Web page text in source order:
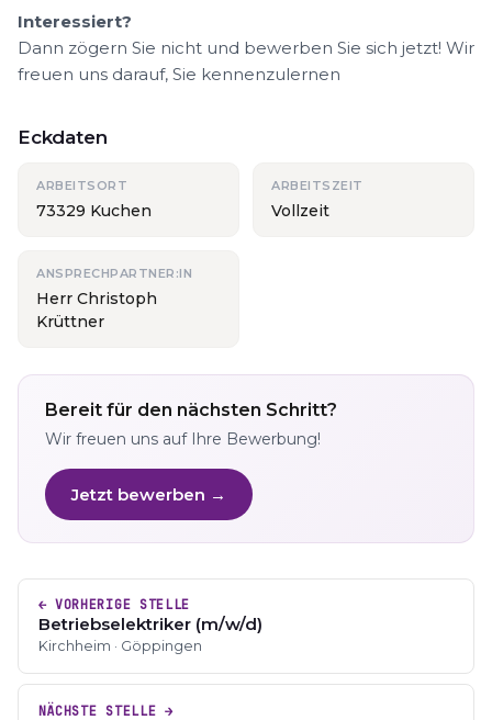
Interessiert?
Dann zögern Sie nicht und bewerben Sie sich jetzt! Wir
freuen uns darauf, Sie kennenzulernen
Eckdaten
ARBEITSORT
73329 Kuchen
ARBEITSZEIT
Vollzeit
ANSPRECHPARTNER:IN
Herr Christoph
Krüttner
Bereit für den nächsten Schritt?
Wir freuen uns auf Ihre Bewerbung!
Jetzt bewerben →
← VORHERIGE STELLE
Betriebselektriker (m/w/d)
Kirchheim · Göppingen
NÄCHSTE STELLE →